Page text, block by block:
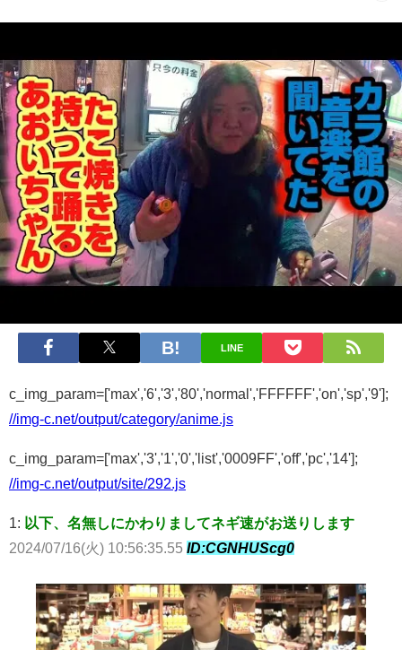
LINE
c_img_param=['max','6','3','80','normal','FFFFFF','on','sp','9'];
//img-c.net/output/category/anime.js
c_img_param=['max','3','1','0','list','0009FF','off','pc','14'];
//img-c.net/output/site/292.js
1: 以下、名無しにかわりましてネギ速がお送りします
2024/07/16(火) 10:56:35.55 ID:CGNHUScg0